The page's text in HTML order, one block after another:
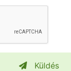
Küldés